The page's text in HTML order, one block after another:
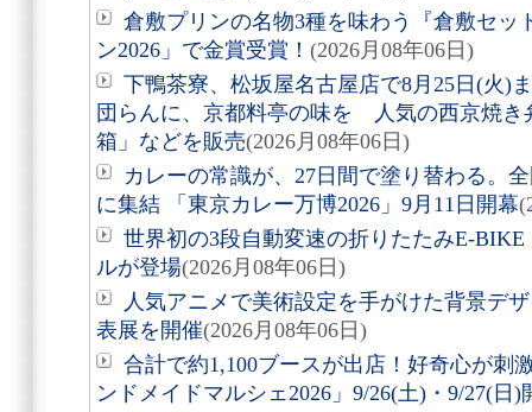
倉敷プリンの名物3種を味わう『倉敷セッ
ン2026」で金賞受賞！ (2026月08年06日)
下鴨茶寮、松坂屋名古屋店で8月25日(火)
団らんに、京都料亭の味を 人気の西京焼き
箱」などを販売(2026月08年06日)
カレーの常識が、27日間で塗り替わる。
に集結 「東京カレー万博2026」9月11日開幕
世界初の3段自動変速の折りたたみE-
ルが登場(2026月08年06日)
人気アニメで美術設定を手がけた背景デ
表展を開催(2026月08年06日)
合計で約1,100ブースが出店！好奇心が
ンドメイドマルシェ2026」9/26(土)・9/27(日)